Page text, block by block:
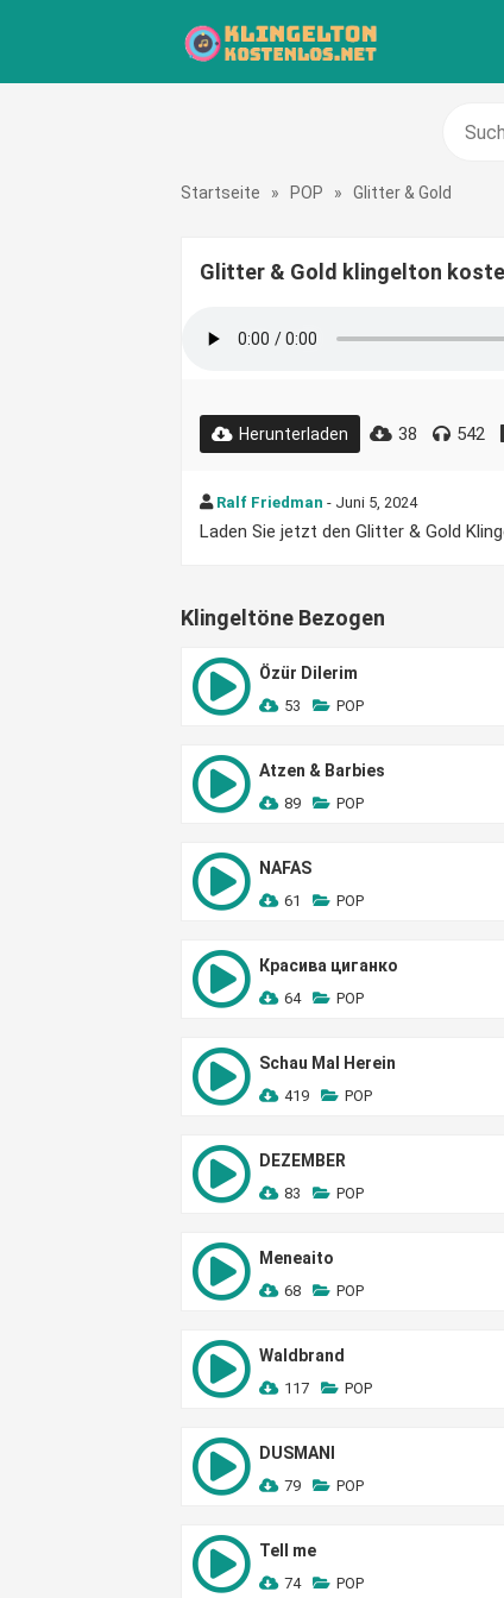
Startseite » POP » Glitter & Gold
Glitter & Gold klingelton
Herunterladen 38 542
Ralf Friedman - Juni 5, 2024
Laden Sie jetzt den Glitter & Gold
Klingeltöne Bezogen
Özür Dilerim
53 POP
Atzen & Barbies
89 POP
NAFAS
61 POP
Красива циганко
64 POP
Schau Mal Herein
419 POP
DEZEMBER
83 POP
Meneaito
68 POP
Waldbrand
117 POP
DUSMANI
79 POP
Tell me
74 POP